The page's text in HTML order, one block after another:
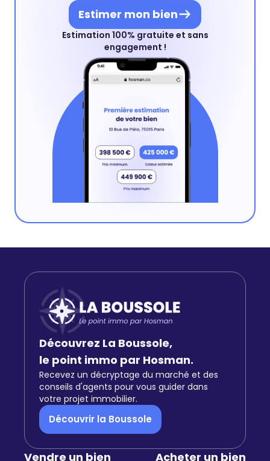
Estimer mon bien
Estimation 100% gratuite et sans
engagement !
Découvrez La Boussole,
le point immo par Hosman.
Recevez un décryptage du marché et des
conseils d'agents pour vous guider dans
votre projet immobilier.
Découvrir la Boussole
Vendre un bien Acheter un bien